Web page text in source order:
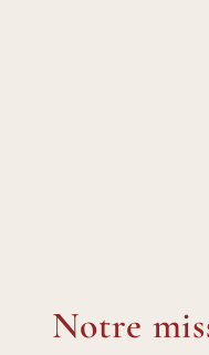
Notre